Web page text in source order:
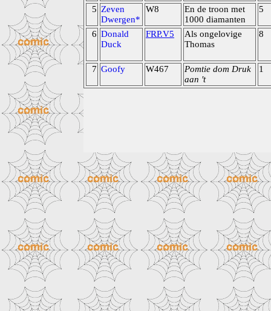
5 Zeven
Dwergen*
W8
En de troon met
1000 diamanten
5
6 Donald
Duck
FRP.V5
Als ongelovige
Thomas
8
7 Goofy W467
Pomtie dom Druk
aan 't
1